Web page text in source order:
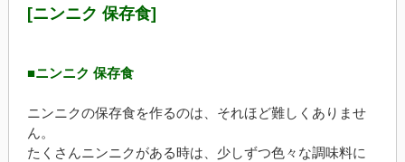
[ニンニク 保存食]
■ニンニク 保存食
ニンニクの保存食を作るのは、それほど難しくありませ
ん。
たくさんニンニクがある時は、少しずつ色々な調味料に